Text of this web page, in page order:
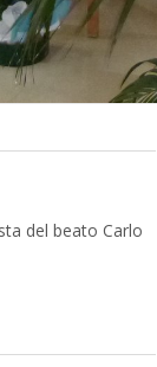
del beato Carlo